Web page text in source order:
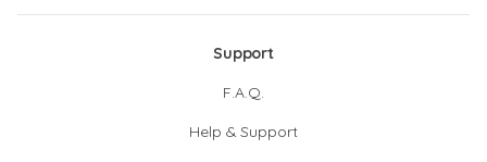
Support
F.A.Q.
Help & Support